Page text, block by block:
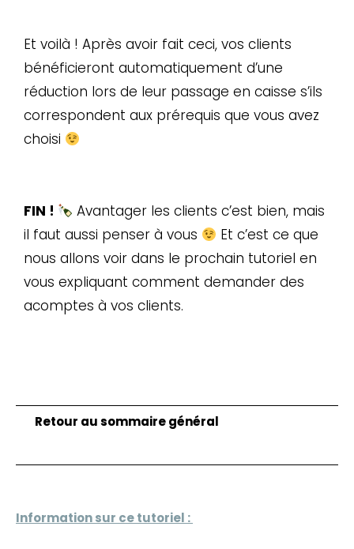
Et voilà ! Après avoir fait ceci, vos clients
bénéficieront automatiquement d’une
réduction lors de leur passage en caisse s’ils
correspondent aux prérequis que vous avez
choisi
FIN !
Avantager les clients c’est bien, mais
il faut aussi penser à vous
Et c’est ce que
nous allons voir dans le prochain tutoriel en
vous expliquant comment demander des
acomptes à vos clients.
Retour au sommaire général
Information sur ce tutoriel :